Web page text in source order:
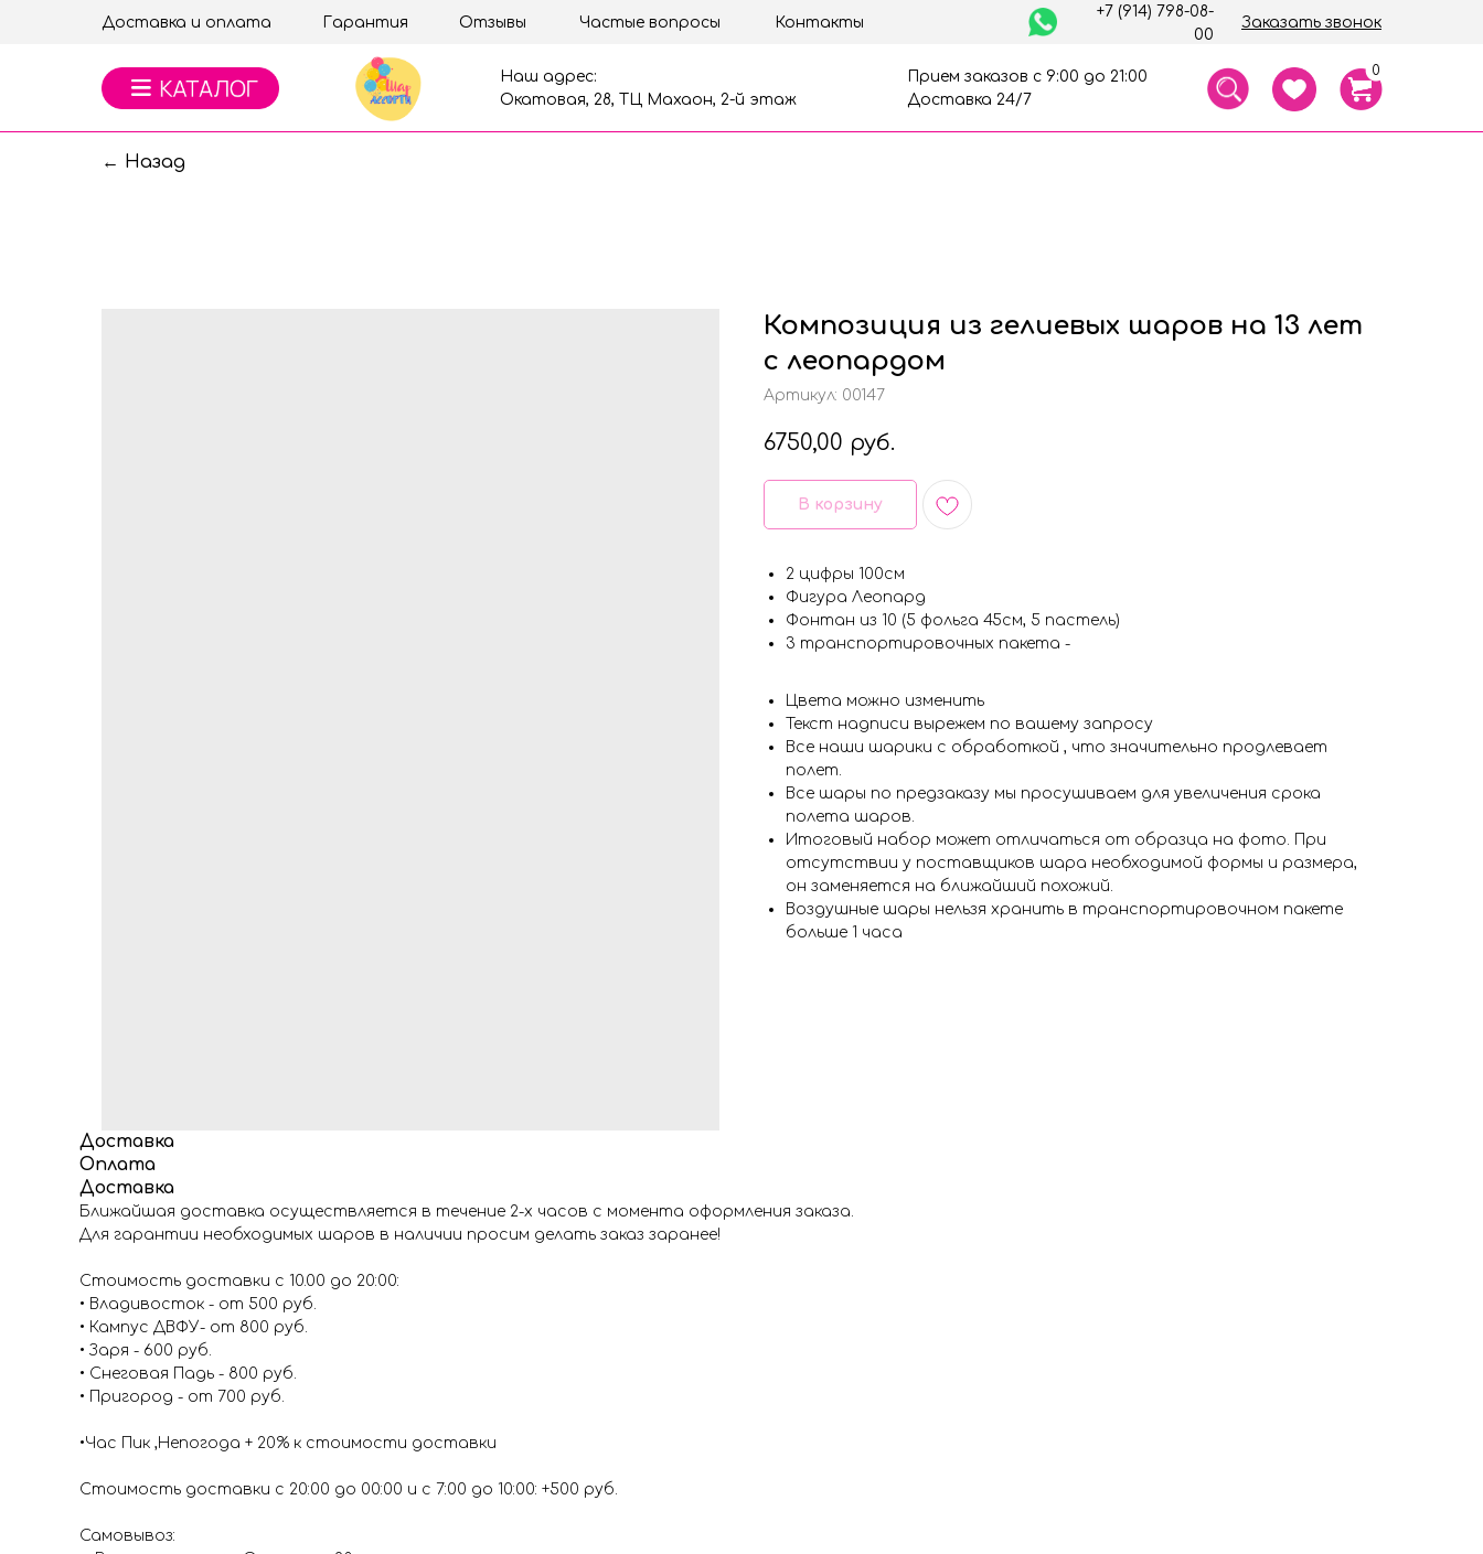
Заказать звонок
+7 (914) 798-08-
00
Доставка и оплата Гарантия Отзывы Частые вопросы Контакты
Прием заказов с 9:00 до 21:00
Доставка 24/7
Наш адрес:
Окатовая, 28, ТЦ Махаон, 2-й этаж
0
← Назад
Композиция из гелиевых шаров на 13 лет
с леопардом
Артикул: 00147
6750,00 руб.
В корзину
2 цифры 100см
Фигура Леопард
Фонтан из 10 (5 фольга 45см, 5 пастель)
3 транспортировочных пакета -
Цвета можно изменить
Текст надписи вырежем по вашему запросу
Все наши шарики с обработкой , что значительно продлевает
полет.
Все шары по предзаказу мы просушиваем для увеличения срока
полета шаров.
Итоговый набор может отличаться от образца на фото. При
отсутствии у поставщиков шара необходимой формы и размера,
он заменяется на ближайший похожий.
Воздушные шары нельзя хранить в транспортировочном пакете
больше 1 часа
Доставка
Оплата
Доставка
Ближайшая доставка осуществляется в течение 2-х часов с момента оформления заказа.
Для гарантии необходимых шаров в наличии просим делать заказ заранее!
Стоимость доставки с 10.00 до 20:00:
• Владивосток - от 500 руб.
• Кампус ДВФУ- от 800 руб.
• Заря - 600 руб.
• Снеговая Падь - 800 руб.
• Пригород - от 700 руб.
•Час Пик ,Непогода + 20% к стоимости доставки
Стоимость доставки с 20:00 до 00:00 и с 7:00 до 10:00: +500 руб.
Самовывоз: